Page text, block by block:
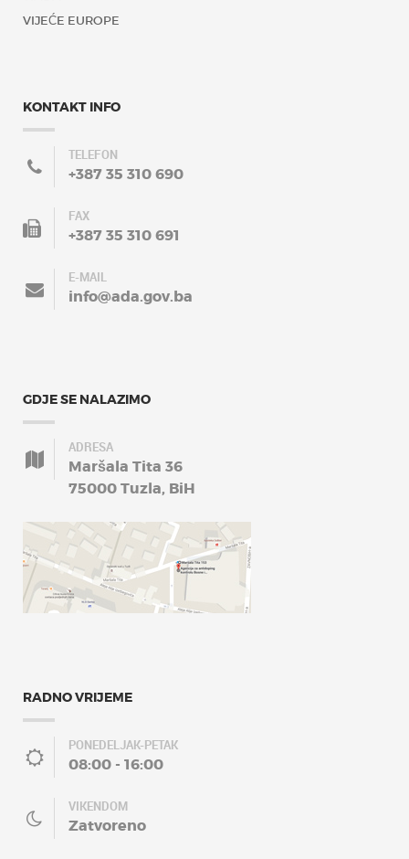
VIJEĆE EUROPE
KONTAKT INFO
TELEFON
+387 35 310 690
FAX
+387 35 310 691
E-MAIL
info@ada.gov.ba
GDJE SE NALAZIMO
ADRESA
Maršala Tita 36
75000 Tuzla, BiH
RADNO VRIJEME
PONEDELJAK-PETAK
08:00 - 16:00
VIKENDOM
Zatvoreno